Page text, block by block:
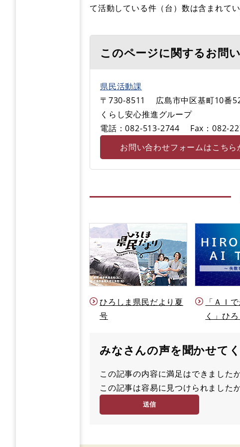
て活動している件（台）数は含まれてい
このページに関するお問
県民活動課
〒730-8511
広島市中区基町10番
くらし安心推進グループ
電話：082-513-2744
Fax：082-
お問い合わせフォームはこちら
ひろしま県民だより夏
号
「ＡＩ
く」ひ
みなさんの声を聞かせて
満
足
この記事の内容に満足はできまし
容
度
この記事は容易に見つけられまし